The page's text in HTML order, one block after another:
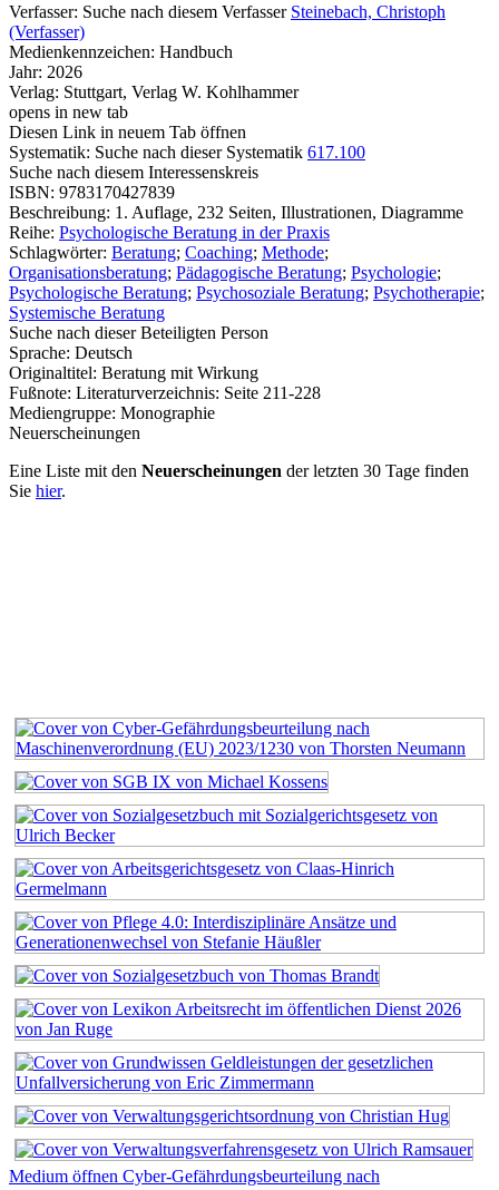
Verfasser: Suche nach diesem Verfasser Steinebach, Christoph
(Verfasser)
Medienkennzeichen: Handbuch
Jahr: 2026
Verlag: Stuttgart, Verlag W. Kohlhammer
opens in new tab
Diesen Link in neuem Tab öffnen
Systematik: Suche nach dieser Systematik 617.100
Suche nach diesem Interessenskreis
ISBN: 9783170427839
Beschreibung: 1. Auflage, 232 Seiten, Illustrationen, Diagramme
Reihe: Psychologische Beratung in der Praxis
Schlagwörter: Beratung; Coaching; Methode;
Organisationsberatung; Pädagogische Beratung; Psychologie;
Psychologische Beratung; Psychosoziale Beratung; Psychotherapie;
Systemische Beratung
Suche nach dieser Beteiligten Person
Sprache: Deutsch
Originaltitel: Beratung mit Wirkung
Fußnote: Literaturverzeichnis: Seite 211-228
Mediengruppe: Monographie
Neuerscheinungen
Eine Liste mit den Neuerscheinungen der letzten 30 Tage finden
Sie hier.
Medium öffnen Cyber-Gefährdungsbeurteilung nach